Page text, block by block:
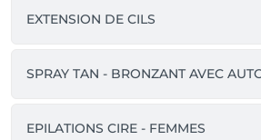
EXTENSION DE CILS
SPRAY TAN - BRONZANT AVEC
EPILATIONS CIRE - FEMMES